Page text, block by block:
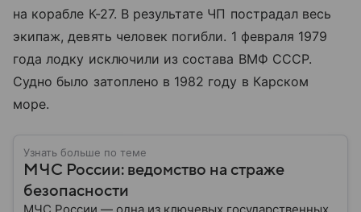
на корабле К-27. В результате ЧП пострадал весь
экипаж, девять человек погибли. 1 февраля 1979
года лодку исключили из состава ВМФ СССР.
Судно было затоплено в 1982 году в Карском
море.
Узнать больше по теме
МЧС России: ведомство на страже
безопасности